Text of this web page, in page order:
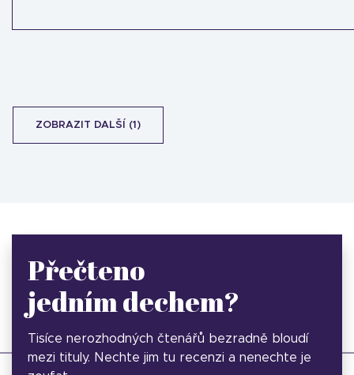
ZOBRAZIT DALŠÍ (1)
Přečteno
jedním dechem?
Tisíce nerozhodných čtenářů bezradně bloudí
mezi tituly. Nechte jim tu recenzi a nenechte je